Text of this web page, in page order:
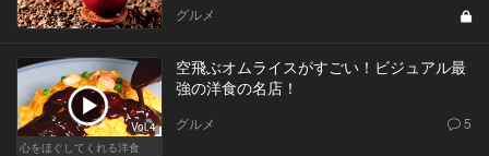
グルメ
Vol.4
心をほぐしてくれる洋食
空飛ぶオムライスがすごい！ビジュアル最
強の洋食の名店！
グルメ 5